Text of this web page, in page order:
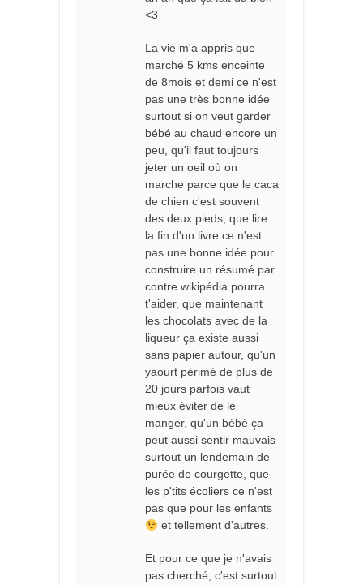
<3
La vie m'a appris que
marché 5 kms enceinte
de 8mois et demi ce n'est
pas une très bonne idée
surtout si on veut garder
bébé au chaud encore un
peu, qu'il faut toujours
jeter un oeil où on
marche parce que le caca
de chien c'est souvent
des deux pieds, que lire
la fin d'un livre ce n'est
pas une bonne idée pour
construire un résumé par
contre wikipédia pourra
t'aider, que maintenant
les chocolats avec de la
liqueur ça existe aussi
sans papier autour, qu'un
yaourt périmé de plus de
20 jours parfois vaut
mieux éviter de le
manger, qu'un bébé ça
peut aussi sentir mauvais
surtout un lendemain de
purée de courgette, que
les p'tits écoliers ce n'est
pas que pour les enfants
et tellement d'autres.
Et pour ce que je n'avais
pas cherché, c'est surtout